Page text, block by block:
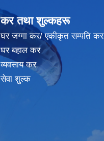
कर तथा शुल्कहरू
घर जग्गा कर/ एकीकृत सम्पति कर
घर बहाल कर
व्यवसाय कर
सेवा शुल्क